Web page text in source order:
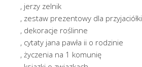
, jerzy zelnik
, zestaw prezentowy dla przyjaciółki
, dekoracje roślinne
, cytaty jana pawła ii o rodzinie
, życzenia na 1 komunię